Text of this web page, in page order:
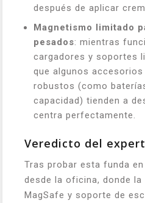
después de aplicar
Magnetismo limitado
pesados: mientras
cargadores y soportes
que algunos accesorios
robustos (como
capacidad) tienden a
centra perfectamente.
Veredicto del
Tras probar esta funda
desde la oficina, donde
MagSafe y soporte de